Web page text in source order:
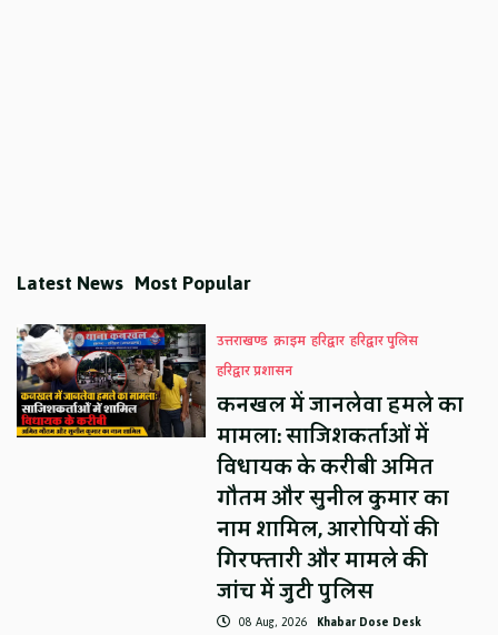
Latest News Most Popular
उत्तराखण्ड क्राइम हरिद्वार हरिद्वार पुलिस
हरिद्वार प्रशासन
कनखल में जानलेवा हमले का
मामला: साजिशकर्ताओं में
विधायक के करीबी अमित
गौतम और सुनील कुमार का
नाम शामिल, आरोपियों की
गिरफ्तारी और मामले की
जांच में जुटी पुलिस
08 Aug, 2026 Khabar Dose Desk